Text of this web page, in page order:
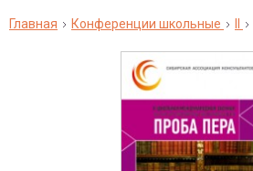
Главная Конференции школьные